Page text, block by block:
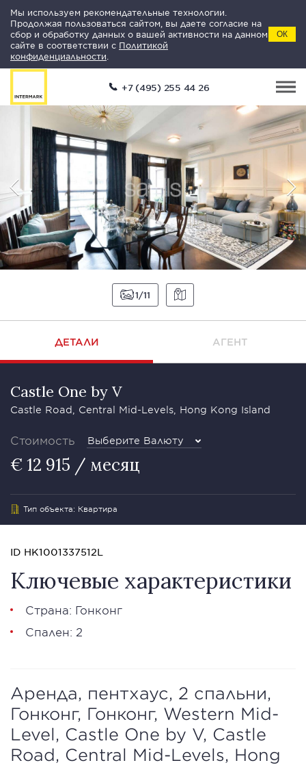
Мы используем рекомендательные технологии.
Продолжая пользоваться сайтом, вы даете согласие на
сбор и обработку данных о вашей активности на данном
сайте в соответствии с Политикой
конфиденциальности
ОК
+7 (495) 255 44 26
1 11
ДЕТАЛИ АГЕНТ
Castle One by V
Castle Road, Central Mid-Levels, Hong Kong Island
Стоимость Выберите Валюту
€ 12 915 / месяц
Тип объекта: Квартира
ID HK1001337512L
Ключевые характеристики
Страна: Гонконг
Спален: 2
Аренда, пентхаус, 2 спальни,
Гонконг, Гонконг, Western Mid-
Level, Castle One by V, Castle
Road, Central Mid-Levels, Hong